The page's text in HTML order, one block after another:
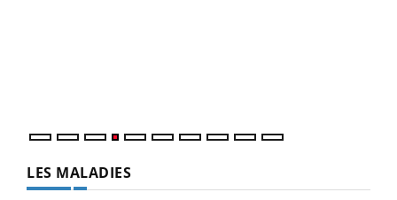
LES MALADIES